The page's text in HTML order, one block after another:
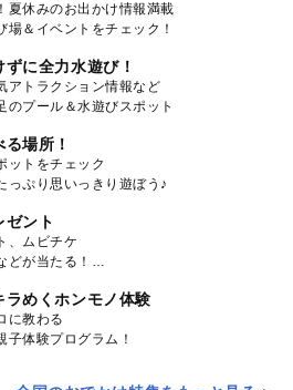
夏休みのお出かけ情報満載
場＆イベントをチェック！
に全力水遊び！
アトラクション情報など
のプール＆水遊びスポット
場所！
ットをチェック
っぷり思いっきり遊ぼう♪
ゼント
、ムビチケ
どが当たる！
ラめくホンモノ体験
に教わる
子体験プログラム！